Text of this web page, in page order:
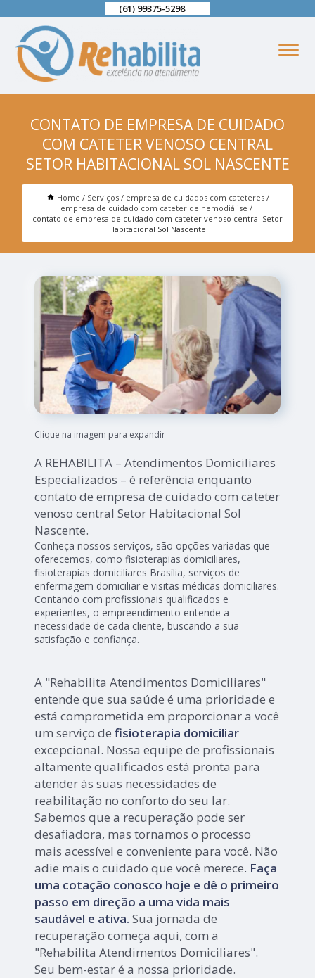
(61) 99375-5298
CONTATO DE EMPRESA DE CUIDADO
COM CATETER VENOSO CENTRAL
SETOR HABITACIONAL SOL NASCENTE
Home Serviços
empresa de cuidados com cateteres
empresa de cuidado com cateter de hemodiálise
contato de empresa de cuidado com cateter venoso central Setor
Habitacional Sol Nascente
Clique na imagem para expandir
A REHABILITA – Atendimentos Domiciliares
Especializados – é referência enquanto
contato de empresa de cuidado com cateter
venoso central Setor Habitacional Sol
Nascente.
Conheça nossos serviços, são opções variadas que
oferecemos, como fisioterapias domiciliares,
fisioterapias domiciliares Brasília, serviços de
enfermagem domiciliar e visitas médicas domiciliares.
Contando com profissionais qualificados e
experientes, o empreendimento entende a
necessidade de cada cliente, buscando a sua
satisfação e confiança.
A "Rehabilita Atendimentos Domiciliares"
entende que sua saúde é uma prioridade e
está comprometida em proporcionar a você
um serviço defisioterapia domiciliar
excepcional. Nossa equipe de profissionais
altamente qualificados está pronta para
atender às suas necessidades de
reabilitação no conforto do seu lar.
Sabemos que a recuperação pode ser
desafiadora, mas tornamos o processo
mais acessível e conveniente para você. Não
adie mais o cuidado que você merece. Faça
uma cotação conosco hoje e dê o primeiro
passo em direção a uma vida mais
saudável e ativa. Sua jornada de
recuperação começa aqui, com a
"Rehabilita Atendimentos Domiciliares".
Seu bem-estar é a nossa prioridade.